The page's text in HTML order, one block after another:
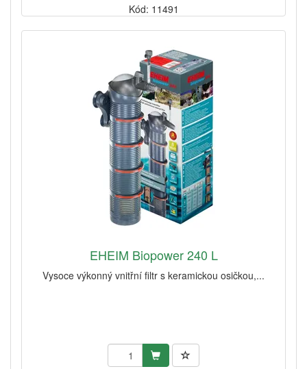
Kód: 11491
EHEIM Biopower 240 L
Vysoce výkonný vnitřní filtr s keramickou osičkou,...